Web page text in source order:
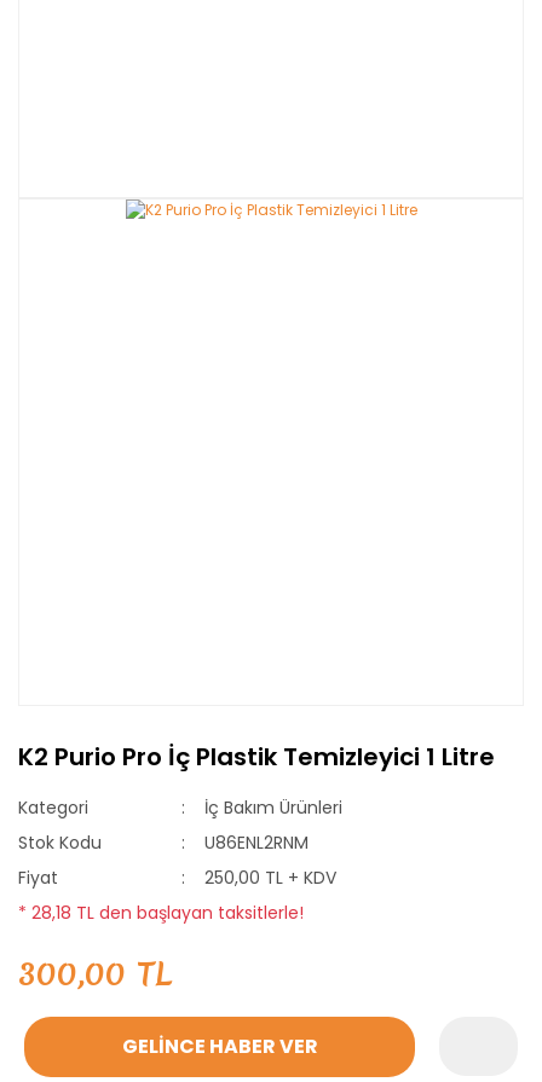
K2 Purio Pro İç Plastik Temizleyici 1 Litre
Kategori
İç Bakım Ürünleri
Stok Kodu
U86ENL2RNM
Fiyat
250,00 TL + KDV
* 28,18 TL den başlayan taksitlerle!
300,00 TL
GELİNCE HABER VER